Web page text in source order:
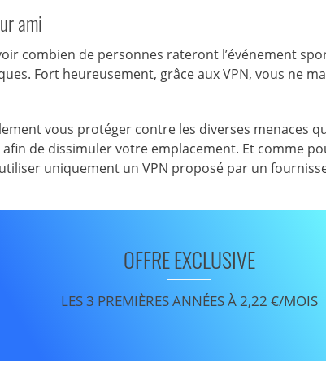
ami
combien de personnes rateront l’événement
Fort heureusement, grâce aux VPN, vous ne
vous protéger contre les diverses menaces
de dissimuler votre emplacement. Et comme
uniquement un VPN proposé par un
OFFRE EXCLUSIVE
LES 3 PREMIÈRES ANNÉES À 2,22 €/MOIS